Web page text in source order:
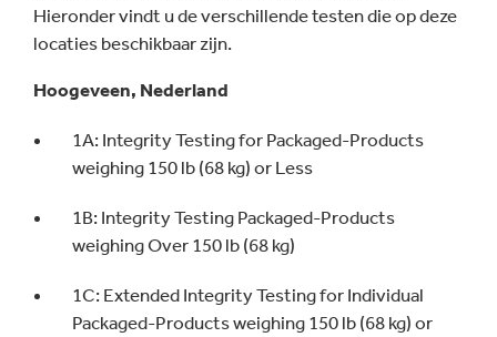
Hieronder vindt u de verschillende testen die op deze
locaties beschikbaar zijn.
Hoogeveen, Nederland
1A: Integrity Testing for Packaged-Products
weighing 150 lb (68 kg) or Less
1B: Integrity Testing Packaged-Products
weighing Over 150 lb (68 kg)
1C: Extended Integrity Testing for Individual
Packaged-Products weighing 150 lb (68 kg) or